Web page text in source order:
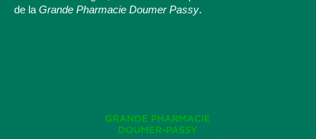
de la Grande Pharmacie Doumer Passy.